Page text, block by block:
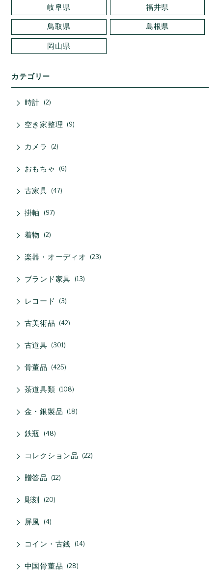
岐阜県 福井県
鳥取県 島根県
岡山県
カテゴリー
時計 2
空き家整理 9
カメラ 2
おもちゃ 6
古家具 47
掛軸 97
着物 2
楽器・オーディオ 23
ブランド家具 13
レコード 3
古美術品 42
古道具 301
骨董品 425
茶道具類 108
金・銀製品 18
鉄瓶 48
コレクション品 22
贈答品 12
彫刻 20
屏風 4
コイン・古銭 14
中国骨董品 28